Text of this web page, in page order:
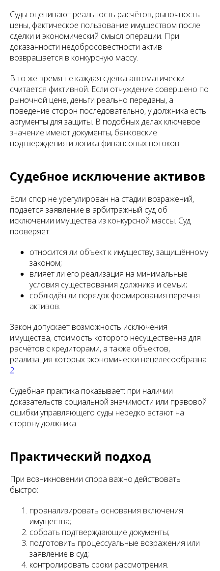
Суды оценивают реальность расчётов, рыночность
цены, фактическое пользование имуществом после
сделки и экономический смысл операции. При
доказанности недобросовестности актив
возвращается в конкурсную массу.
В то же время не каждая сделка автоматически
считается фиктивной. Если отчуждение совершено по
рыночной цене, деньги реально переданы, а
поведение сторон последовательно, у должника есть
аргументы для защиты. В подобных делах ключевое
значение имеют документы, банковские
подтверждения и логика финансовых потоков.
Судебное исключение активов
Если спор не урегулирован на стадии возражений,
подаётся заявление в арбитражный суд об
исключении имущества из конкурсной массы. Суд
проверяет:
относится ли объект к имуществу, защищённому
законом;
влияет ли его реализация на минимальные
условия существования должника и семьи;
соблюдён ли порядок формирования перечня
активов.
Закон допускает возможность исключения
имущества, стоимость которого несущественна для
расчётов с кредиторами, а также объектов,
реализация которых экономически нецелесообразна
2.
Судебная практика показывает: при наличии
доказательств социальной значимости или правовой
ошибки управляющего суды нередко встают на
сторону должника.
Практический подход
При возникновении спора важно действовать
быстро:
проанализировать основания включения
имущества;
собрать подтверждающие документы;
подготовить процессуальные возражения или
заявление в суд;
контролировать сроки рассмотрения.